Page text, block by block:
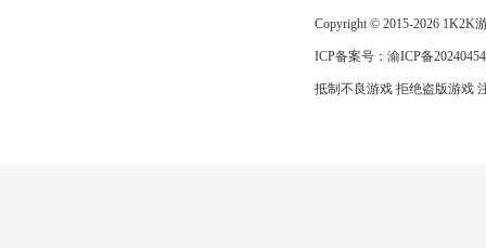
Copyright © 2015-2026 1K2K
ICP备案号： 渝ICP备
抵制不良游戏 拒绝盗版游戏